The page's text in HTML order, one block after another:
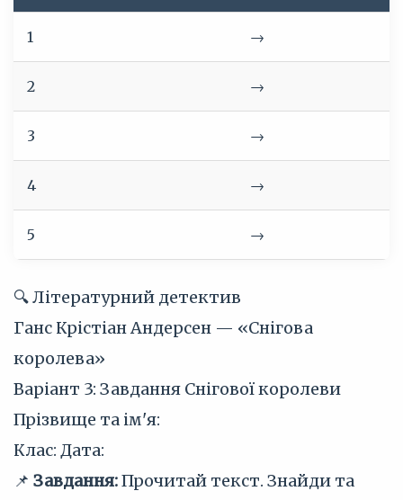
1 →
2 →
3 →
4 →
5 →
🔍 Літературний детектив
Ганс Крістіан Андерсен — «Снігова
королева»
Варіант 3: Завдання Снігової королеви
Прізвище та ім'я:
Клас: Дата:
📌 Завдання:Прочитай текст. Знайди та